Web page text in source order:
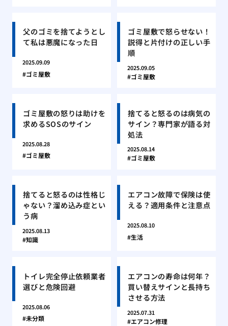
父のゴミを捨てようとし
て私は悪魔になった日
2025.09.09
ゴミ屋敷
ゴミ屋敷で怒らせない！
説得と片付けの正しい手
順
2025.09.05
ゴミ屋敷
ゴミ屋敷の怒りは助けを
求めるSOSのサイン
2025.08.28
ゴミ屋敷
捨てると怒るのは病気の
サイン？専門家が語る対
処法
2025.08.14
ゴミ屋敷
捨てると怒るのは性格じ
ゃない？溜め込み症とい
う病
2025.08.13
知識
エアコン故障で保険は使
える？適用条件と注意点
2025.08.10
生活
トイレ完全停止依頼業者
選びと危険回避
2025.08.06
未分類
エアコンの寿命は何年？
買い替えサインと長持ち
させる方法
2025.07.31
エアコン修理